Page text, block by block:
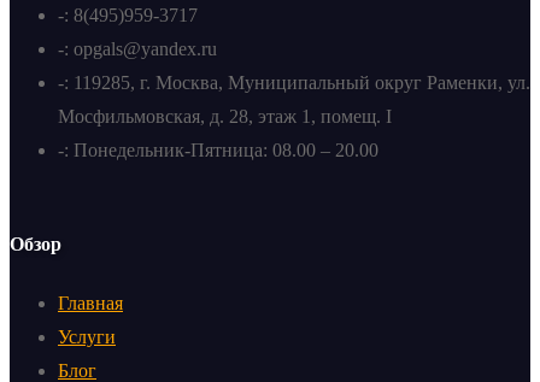
-: 8(495)959-3717
-: opgals@yandex.ru
-: 119285, г. Москва, Муниципальный округ Раменки, ул.
Мосфильмовская, д. 28, этаж 1, помещ. I
-: Понедельник-Пятница: 08.00 – 20.00
Обзор
Главная
Услуги
Блог